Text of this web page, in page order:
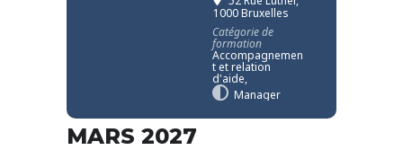
1000 Bruxelles
Catégorie de
formation
Accompagnemen
t et relation
d'aide,
Manager
MARS 2027